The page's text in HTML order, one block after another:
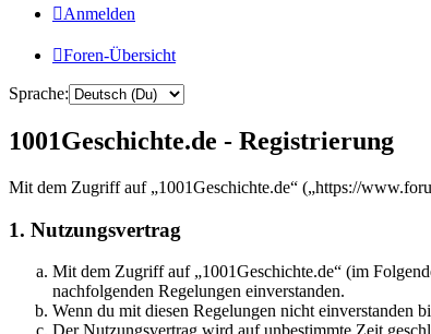
Anmelden
Foren-Übersicht
Sprache:
1001Geschichte.de - Registrierung
Mit dem Zugriff auf „1001Geschichte.de“ („https://
1. Nutzungsvertrag
Mit dem Zugriff auf „1001Geschichte.de“ (im
nachfolgenden Regelungen einverstanden.
Wenn du mit diesen Regelungen nicht einverstanden